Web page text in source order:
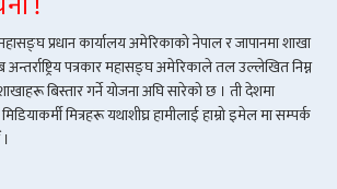
महासङ्घ प्रधान कार्यालय अमेरिकाको नेपाल र जापानमा शाखा
पत्रकार महासङ्घ अमेरिकाले तल उल्लेखित निम्न
बिस्तार गर्ने योजना अघि सारेको छ । ती देशमा
मित्रहरू यथाशीघ्र हामीलाई हाम्रो इमेल मा सम्पर्क